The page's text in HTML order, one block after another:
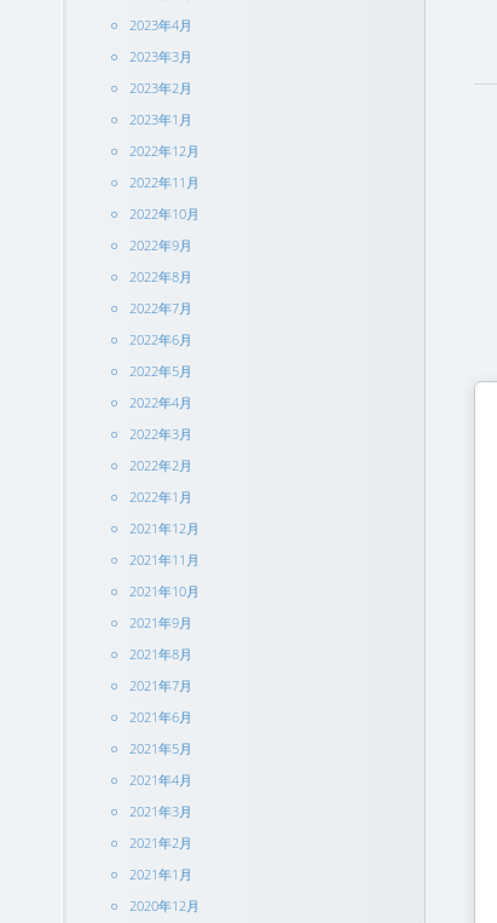
2023年4月
2023年3月
2023年2月
2023年1月
2022年12月
2022年11月
2022年10月
2022年9月
2022年8月
2022年7月
2022年6月
2022年5月
2022年4月
2022年3月
2022年2月
2022年1月
2021年12月
2021年11月
2021年10月
2021年9月
2021年8月
2021年7月
2021年6月
2021年5月
2021年4月
2021年3月
2021年2月
2021年1月
2020年12月